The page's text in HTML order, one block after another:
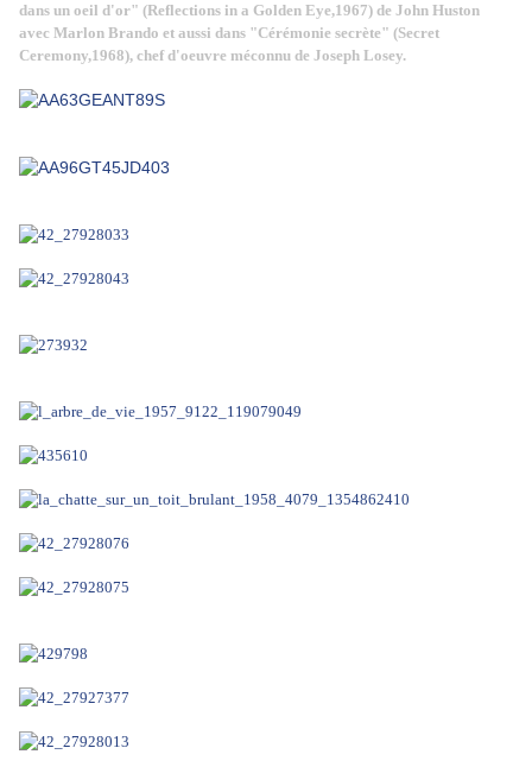
dans un oeil d'or" (Reflections in a Golden Eye,1967) de John Huston
avec Marlon Brando et aussi dans "Cérémonie secrète" (Secret
Ceremony,1968), chef d'oeuvre méconnu de Joseph Losey.